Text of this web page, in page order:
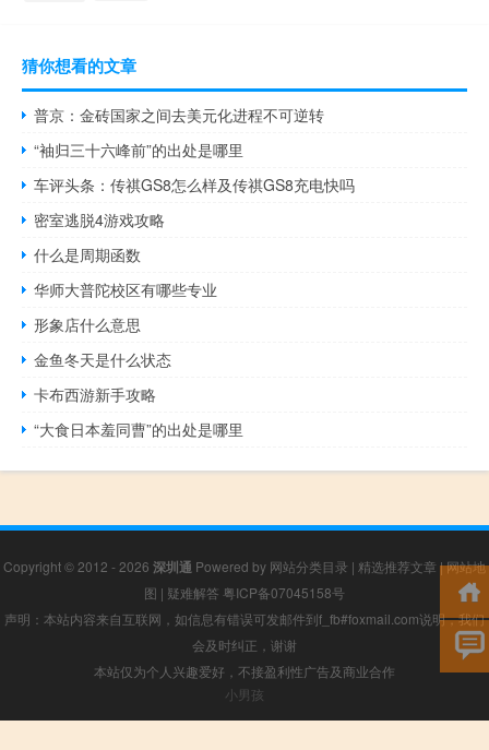
猜你想看的文章
普京：金砖国家之间去美元化进程不可逆转
“袖归三十六峰前”的出处是哪里
车评头条：传祺GS8怎么样及传祺GS8充电快吗
密室逃脱4游戏攻略
什么是周期函数
华师大普陀校区有哪些专业
形象店什么意思
金鱼冬天是什么状态
卡布西游新手攻略
“大食日本羞同曹”的出处是哪里
Copyright © 2012 - 2026 深圳通 Powered by 网站分类目录 | 精选推荐文章 |网站地
图 | 疑难解答 粤ICP备07045158号
声明：本站内容来自互联网，如信息有错误可发邮件到f_fb#foxmail.com说明，我们
会及时纠正，谢谢
本站仅为个人兴趣爱好，不接盈利性广告及商业合作
小男孩